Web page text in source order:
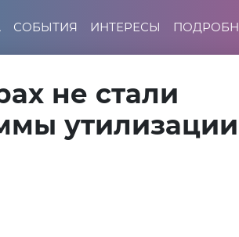
СОБЫТИЯ ИНТЕРЕСЫ
не стали
утилизации